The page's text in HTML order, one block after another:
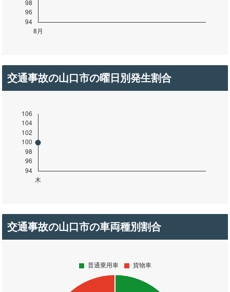
交通事故の山口市の曜日別発生割合
交通事故の山口市の車両種別割合